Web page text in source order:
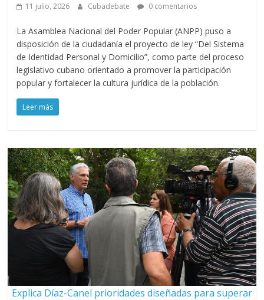
11 julio, 2026 Cubadebate 0 comentarios
La Asamblea Nacional del Poder Popular (ANPP) puso a
disposición de la ciudadanía el proyecto de ley “Del Sistema
de Identidad Personal y Domicilio”, como parte del proceso
legislativo cubano orientado a promover la participación
popular y fortalecer la cultura jurídica de la población.
Leer más
Explica Díaz-Canel prioridades diseñadas para superar